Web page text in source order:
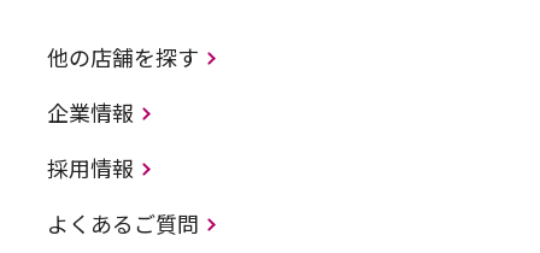
他の店舗を探す
企業情報
採用情報
よくあるご質問